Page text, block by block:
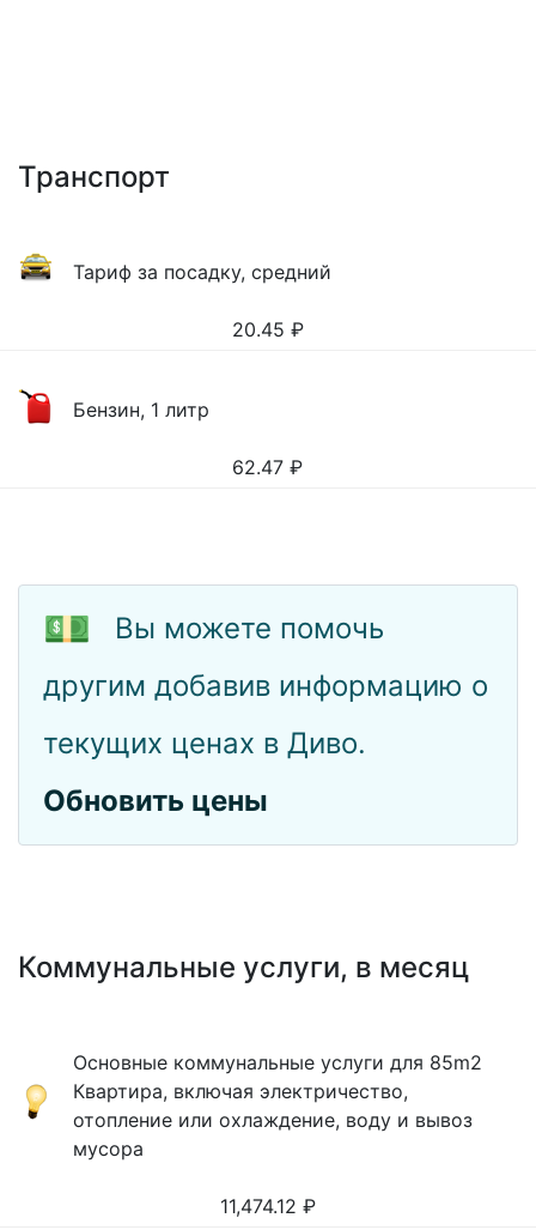
Транспорт
Тариф за посадку, средний
20.45 ₽
Бензин, 1 литр
62.47 ₽
💵
Вы можете помочь
другим добавив информацию о
текущих ценах в Диво.
Обновить цены
Коммунальные услуги, в месяц
Основные коммунальные услуги для 85m2
Квартира, включая электричество,
отопление или охлаждение, воду и вывоз
мусора
11,474.12 ₽